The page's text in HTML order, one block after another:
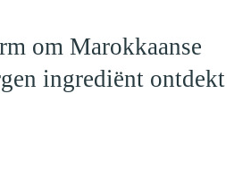
om Marokkaanse
ingrediënt ontdekt